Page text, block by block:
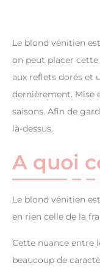
Le blond vénitien
on peut placer cette
aux reflets dorés et
dernièrement. Mise
saisons. Afin de
là-dessus.
A quoi
Le blond vénitien
en rien celle de la
Cette nuance entre
beaucoup de